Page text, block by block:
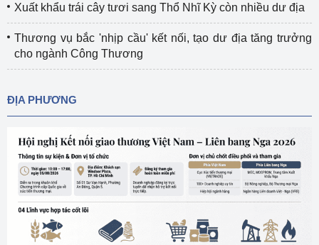
Xuất khẩu trái cây tươi sang Thổ Nhĩ Kỳ còn nhiều dư địa
Thương vụ bắc 'nhịp cầu' kết nối, tạo dư địa tăng trưởng
cho ngành Công Thương
ĐỊA PHƯƠNG